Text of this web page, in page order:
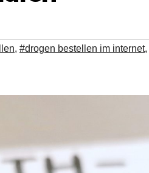
, #drogen bestellen im internet,